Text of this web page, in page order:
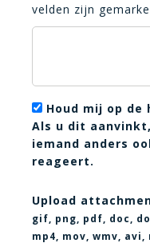
velden zijn
Houd mij op de
Als u dit
iemand anders
reageert.
Upload
gif, png, pdf, doc,
mp4, mov, wmv, avi